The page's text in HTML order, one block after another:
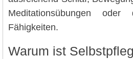
Meditationsübungen
Fähigkeiten.
Warum ist